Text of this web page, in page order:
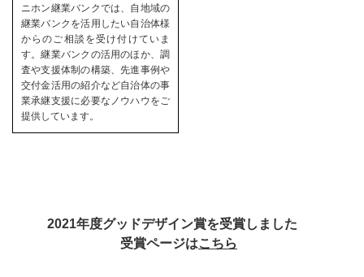
ニホン継業バンクでは、自地域の
継業バンクを活用したい自治体様
からのご相談を受け付けていま
す。継業バンクの活用のほか、調
査や支援体制の構築、先進事例や
交付金活用の紹介など自治体の事
業承継支援に必要なノウハウをご
提供しています。
2021年度グッドデザイン賞を受賞しました
受賞ページはこちら